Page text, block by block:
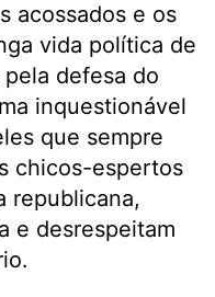
acossados e os
vida política de
defesa do
inquestionável
que sempre
chicos-espertos
republicana,
e desrespeitam